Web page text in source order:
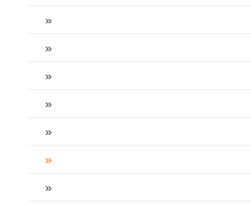
»
»
»
»
»
»
»